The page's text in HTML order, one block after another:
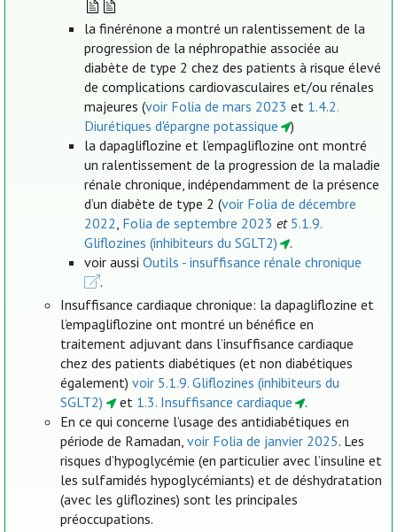
la finérénone a montré un ralentissement de la
progression de la néphropathie associée au
diabète de type 2 chez des patients à risque élevé
de complications cardiovasculaires et/ou rénales
majeures (voir Folia de mars 2023 et 1.4.2.
Diurétiques d'épargne potassique
)
la dapagliflozine et l’empagliflozine ont montré
un ralentissement de la progression de la maladie
rénale chronique, indépendamment de la présence
d’un diabète de type 2 (voir Folia de décembre
2022, Folia de septembre 2023 et 5.1.9.
Gliflozines (inhibiteurs du SGLT2)
.
voir aussi Outils - insuffisance rénale chronique
.
Insuffisance cardiaque chronique: la dapagliflozine et
l’empagliflozine ont montré un bénéfice en
traitement adjuvant dans l’insuffisance cardiaque
chez des patients diabétiques (et non diabétiques
également)voir 5.1.9. Gliflozines (inhibiteurs du
SGLT2)
et 1.3. Insuffisance cardiaque
.
En ce qui concerne l’usage des antidiabétiques en
période de Ramadan,voir Folia de janvier 2025. Les
risques d’hypoglycémie (en particulier avec l’insuline et
les sulfamidés hypoglycémiants) et de déshydratation
(avec les gliflozines) sont les principales
préoccupations.